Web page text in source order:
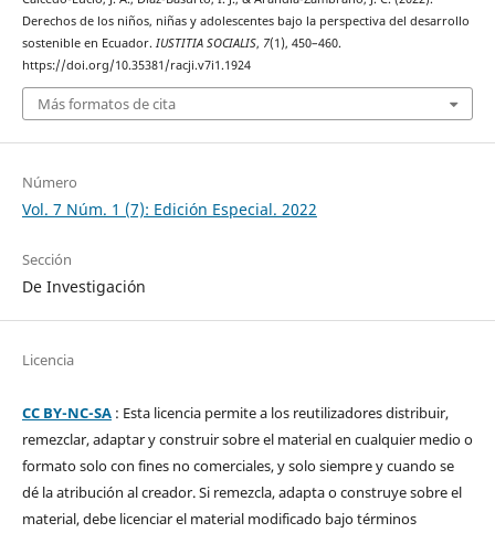
Derechos de los niños, niñas y adolescentes bajo la perspectiva del desarrollo
sostenible en Ecuador. IUSTITIA SOCIALIS, 7(1), 450–460.
https://doi.org/10.35381/racji.v7i1.1924
Más formatos de cita
Número
Vol. 7 Núm. 1 (7): Edición Especial. 2022
Sección
De Investigación
Licencia
CC BY-NC-SA: Esta licencia permite a los reutilizadores distribuir,
remezclar, adaptar y construir sobre el material en cualquier medio o
formato solo con fines no comerciales, y solo siempre y cuando se
dé la atribución al creador. Si remezcla, adapta o construye sobre el
material, debe licenciar el material modificado bajo términos